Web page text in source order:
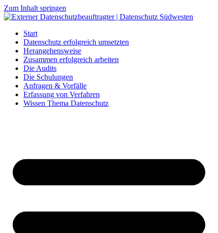
Zum Inhalt springen
Start
Datenschutz erfolgreich umsetzten
Herangehensweise
Zusammen erfolgreich arbeiten
Die Audits
Die Schulungen
Anfragen & Vorfälle
Erfassung von Verfahren
Wissen Thema Datenschutz